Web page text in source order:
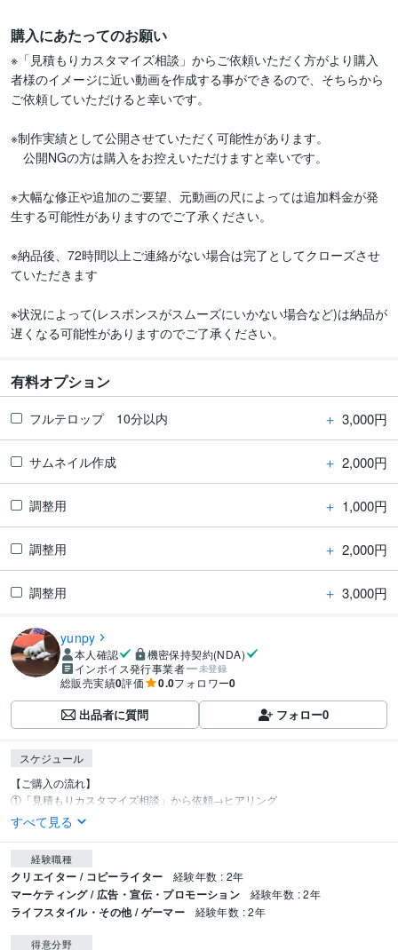
購入にあたってのお願い
※「見積もりカスタマイズ相談」からご依頼いただく方がより購入
者様のイメージに近い動画を作成する事ができるので、そちらから
ご依頼していただけると幸いです。
※制作実績として公開させていただく可能性があります。
公開NGの方は購入をお控えいただけますと幸いです。
※大幅な修正や追加のご要望、元動画の尺によっては追加料金が発
生する可能性がありますのでご了承ください。
※納品後、72時間以上ご連絡がない場合は完了としてクローズさせ
ていただきます
※状況によって(レスポンスがスムーズにいかない場合など)は納品が
遅くなる可能性がありますのでご了承ください。
有料オプション
フルテロップ 10分以内 ＋ 3,000円
サムネイル作成 ＋ 2,000円
調整用 ＋ 1,000円
調整用 ＋ 2,000円
調整用 ＋ 3,000円
yunpy
本人確認
機密保持契約(NDA)
インボイス発行事業者
未登録
総販売実績0評価 0.0フォロワー0
出品者に質問 フォロー0
スケジュール
【ご購入の流れ】
①「見積もりカスタマイズ相談」から依頼→ヒアリング
すべて見る
経験職種
クリエイター / コピーライター 経験年数 : 2年
マーケティング / 広告・宣伝・プロモーション 経験年数 : 2年
ライフスタイル・その他 / ゲーマー 経験年数 : 2年
得意分野